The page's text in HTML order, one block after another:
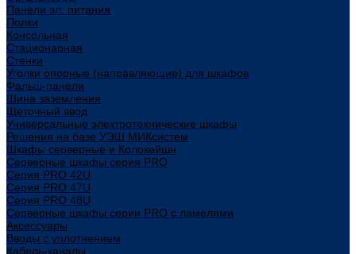
Панели эл. питания
Полки
Консольная
Стационарная
Стенки
Уголки опорные (направляющие) для шкафов
Фальш-панели
Шина заземления
Щеточный ввод
Универсальные электротехнические шкафы
Решения на базе УЭШ МИКсистем
Шкафы серверные и Колокейшн
Серверные шкафы серия PRO
Серия PRO 42U
Серия PRO 47U
Серия PRO 48U
Серверные шкафы серии PRO с ламелями
Аксессуары
Вводы с уплотнением
Кабель-каналы